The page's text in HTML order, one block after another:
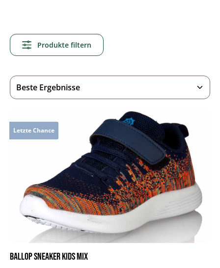
Produkte filtern
Letzte Chance
BALLOP Sneaker Kids Mix